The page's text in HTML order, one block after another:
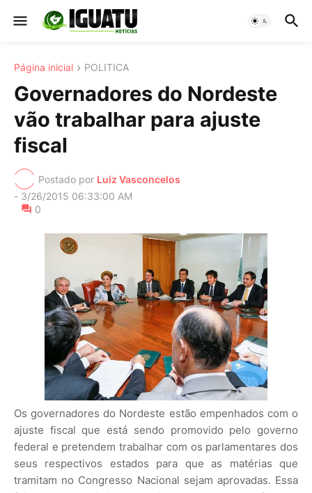
Página inicial POLITICA
Governadores do Nordeste
vão trabalhar para ajuste
fiscal
Postado por Luiz Vasconcelos
- 3/26/2015 06:33:00 AM
0
Os governadores do Nordeste estão empenhados com o
ajuste fiscal que está sendo promovido pelo governo
federal e pretendem trabalhar com os parlamentares dos
seus respectivos estados para que as matérias que
tramitam no Congresso Nacional sejam aprovadas. Essa